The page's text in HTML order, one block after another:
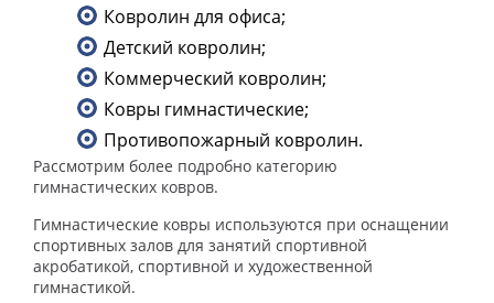
Ковролин для офиса;
Детский ковролин;
Коммерческий ковролин;
Ковры гимнастические;
Противопожарный ковролин.
Рассмотрим более подробно категорию
гимнастических ковров.
Гимнастические ковры используются при оснащении
спортивных залов для занятий спортивной
акробатикой, спортивной и художественной
гимнастикой.